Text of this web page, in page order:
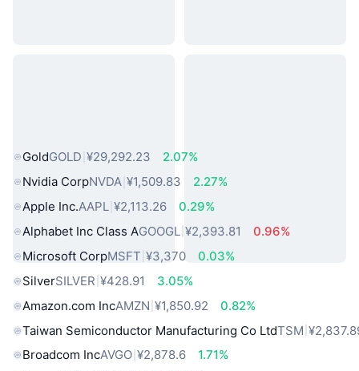
GoldGOLD ¥29,292.23
2.07%
Nvidia CorpNVDA ¥1,509.83
2.27%
Apple Inc.AAPL ¥2,113.26
0.29%
Alphabet Inc Class AGOOGL ¥2,393.81
0.96%
Microsoft CorpMSFT ¥3,370
0.03%
SilverSILVER ¥428.91
3.05%
Amazon.com IncAMZN ¥1,850.92
0.82%
Taiwan Semiconductor Manufacturing Co LtdTSM
Broadcom IncAVGO ¥2,878.6
1.71%